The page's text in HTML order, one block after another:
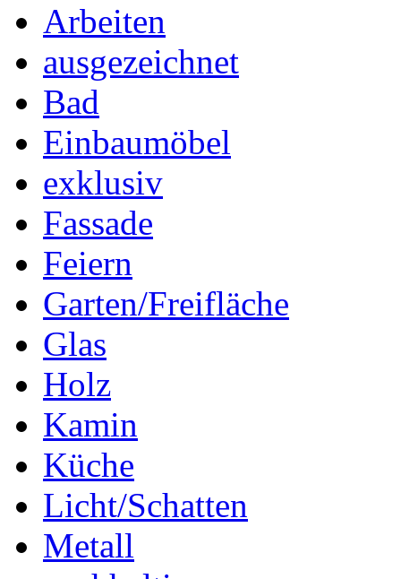
Arbeiten
ausgezeichnet
Bad
Einbaumöbel
exklusiv
Fassade
Feiern
Garten/Freifläche
Glas
Holz
Kamin
Küche
Licht/Schatten
Metall